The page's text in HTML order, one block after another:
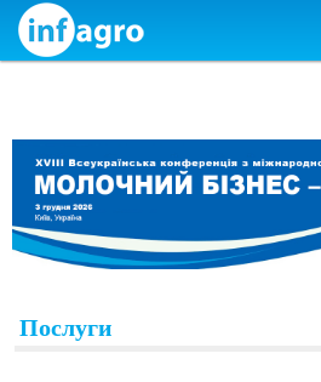
Skip to content
Послуги